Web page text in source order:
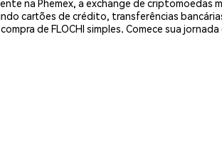
na Phemex, a exchange de
cartões de crédito, transferências
de FLOCHI simples. Comece sua